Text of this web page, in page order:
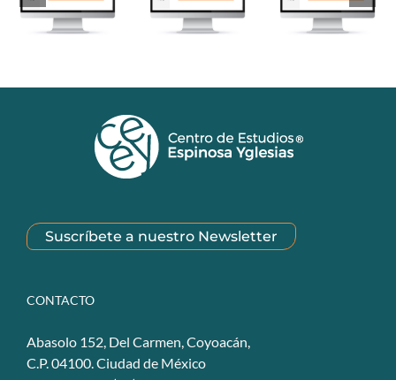
Suscríbete a nuestro Newsletter
CONTACTO
Abasolo 152, Del Carmen, Coyoacán,
C.P. 04100. Ciudad de México